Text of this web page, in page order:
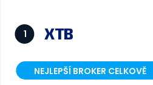
1 XTB
NEJLEPŠÍ BROKER CELKOVĚ